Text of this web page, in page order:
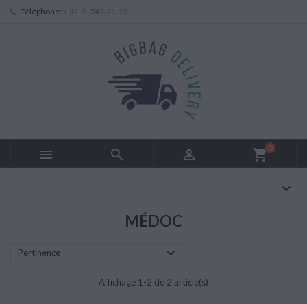
Téléphone: +32-2-742.21.12
   shopping_cart0
MÉDOC
Pertinence 
Affichage 1-2 de 2 article(s)